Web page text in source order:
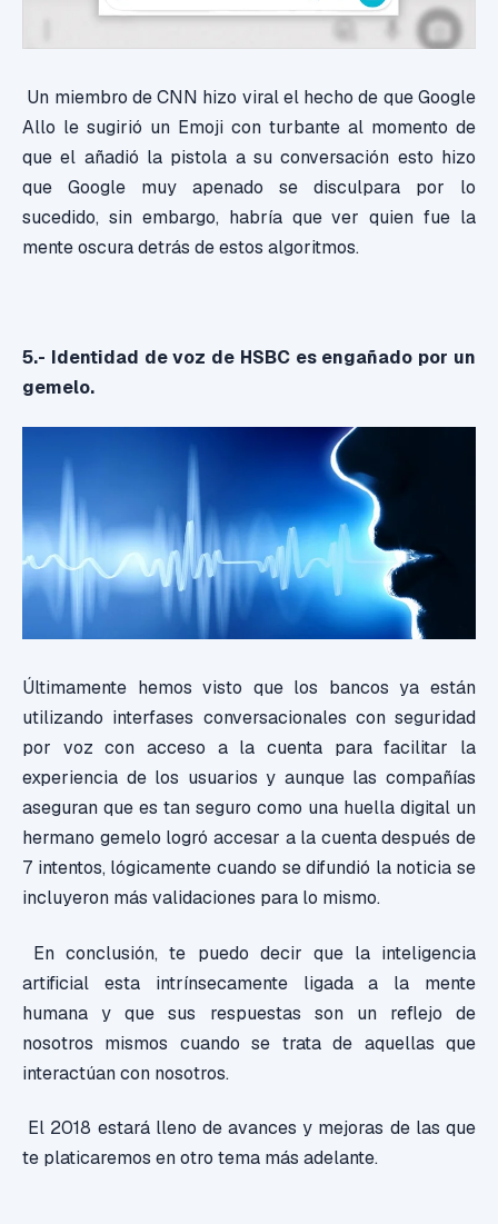
Un miembro de CNN hizo viral el hecho de que Google
Allo le sugirió un Emoji con turbante al momento de
que el añadió la pistola a su conversación esto hizo
que Google muy apenado se disculpara por lo
sucedido, sin embargo, habría que ver quien fue la
mente oscura detrás de estos algoritmos.
5.- Identidad de voz de HSBC es engañado por un
gemelo.
Últimamente hemos visto que los bancos ya están
utilizando interfases conversacionales con seguridad
por voz con acceso a la cuenta para facilitar la
experiencia de los usuarios y aunque las compañías
aseguran que es tan seguro como una huella digital un
hermano gemelo logró accesar a la cuenta después de
7 intentos, lógicamente cuando se difundió la noticia se
incluyeron más validaciones para lo mismo.
En conclusión, te puedo decir que la inteligencia
artificial esta intrínsecamente ligada a la mente
humana y que sus respuestas son un reflejo de
nosotros mismos cuando se trata de aquellas que
interactúan con nosotros.
El 2018 estará lleno de avances y mejoras de las que
te platicaremos en otro tema más adelante.